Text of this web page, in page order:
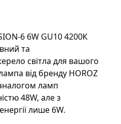
6 6W GU10 4200К
та
світла для вашого
від бренду HOROZ
ламп
48W, але з
лише 6W.